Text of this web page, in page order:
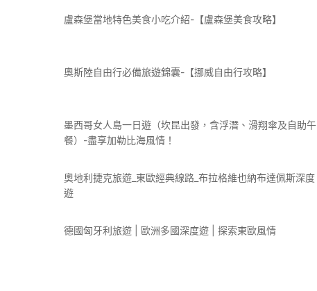
盧森堡當地特色美食小吃介紹-【盧森堡美食攻略】
奧斯陸自由行必備旅遊錦囊-【挪威自由行攻略】
墨西哥女人島一日遊（坎昆出發，含浮潛、滑翔傘及自助午
餐）-盡享加勒比海風情！
奧地利捷克旅遊_東歐經典線路_布拉格維也納布達佩斯深度
遊
德國匈牙利旅遊 | 歐洲多國深度遊 | 探索東歐風情